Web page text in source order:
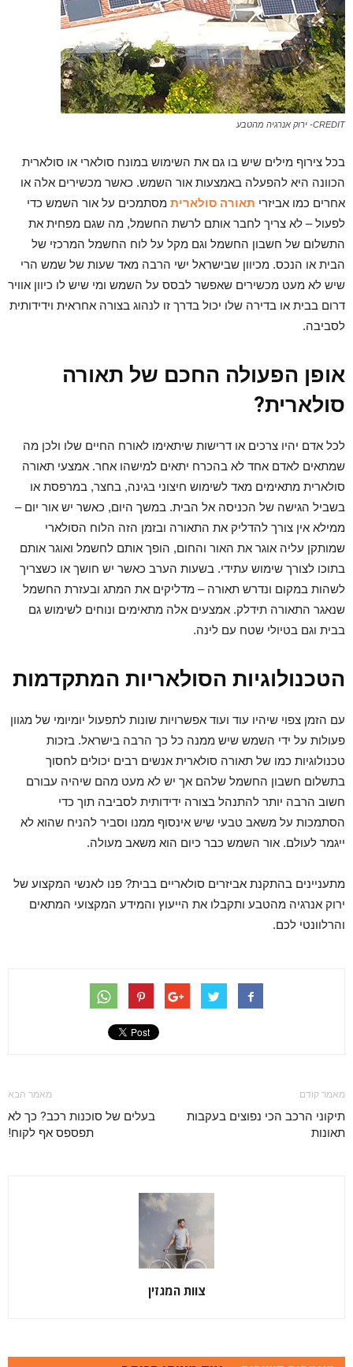
CREDIT- ירוק אנרגיה מהטבע
בכל צירוף מילים שיש בו גם את השימוש במונח סולארי או סולארית
הכוונה היא להפעלה באמצעות אור השמש. כאשר מכשירים אלה או
אחרים כמו אביזרי תאורה סולארית מסתמכים על אור השמש כדי
לפעול – לא צריך לחבר אותם לרשת החשמל, מה שגם מפחית את
התשלום של חשבון החשמל וגם מקל על לוח החשמל המרכזי של
הבית או הנכס. מכיוון שבישראל ישי הרבה מאד שעות של שמש הרי
שיש לא מעט מכשירים שאפשר לבסס על השמש ומי שיש לו כיוון אוויר
דרום בבית או בדירה שלו יכול בדרך זו לנהוג בצורה אחראית וידידותית
לסביבה.
אופן הפעולה החכם של תאורה
סולארית?
לכל אדם יהיו צרכים או דרישות שיתאימו לאורח החיים שלו ולכן מה
שמתאים לאדם אחד לא בהכרח יתאים למישהו אחר. אמצעי תאורה
סולארית מתאימים מאד לשימוש חיצוני בגינה, בחצר, במרפסת או
בשביל הגישה של הכניסה אל הבית. במשך היום, כאשר יש אור יום –
ממילא אין צורך להדליק את התאורה ובזמן הזה הלוח הסולארי
שמותקן עליה אוגר את האור והחום, הופך אותם לחשמל ואוגר אותם
בתוכו לצורך שימוש עתידי. בשעות הערב כאשר יש חושך או כשצריך
לשהות במקום ונדרש תאורה – מדליקים את המתג ובעזרת החשמל
שנאגר התאורה תידלק. אמצעים אלה מתאימים ונוחים לשימוש גם
בבית וגם בטיולי שטח עם לינה.
הטכנולוגיות הסולאריות המתקדמות
עם הזמן צפוי שיהיו עוד ועוד אפשרויות שונות לתפעול יומיומי של מגוון
פעולות על ידי השמש שיש ממנה כל כך הרבה בישראל. בזכות
טכנולוגיות כמו של תאורה סולארית אנשים רבים יכולים לחסוך
בתשלום חשבון החשמל שלהם אך יש לא מעט מהם שיהיה עבורם
חשוב הרבה יותר להתנהל בצורה ידידותית לסביבה תוך כדי
הסתמכות על משאב טבעי שיש אינסוף ממנו וסביר להניח שהוא לא
ייגמר לעולם. אור השמש כבר כיום הוא משאב מעולה.
מתעניינים בהתקנת אביזרים סולאריים בבית? פנו לאנשי המקצוע של
ירוק אנרגיה מהטבע ותקבלו את הייעוץ והמידע המקצועי המתאים
והרלוונטי לכם.
מאמר קודם
תיקוני הרכב הכי נפוצים בעקבות
תאונות
מאמר הבא
בעלים של סוכנות רכב? כך לא
תפספס אף לקוח!
צוות המגזין